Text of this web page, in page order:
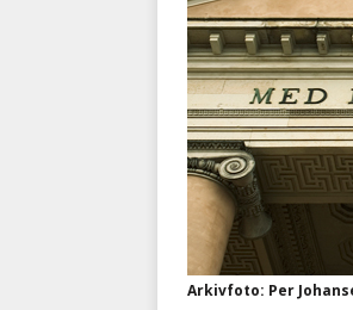
Arkivfoto: Per